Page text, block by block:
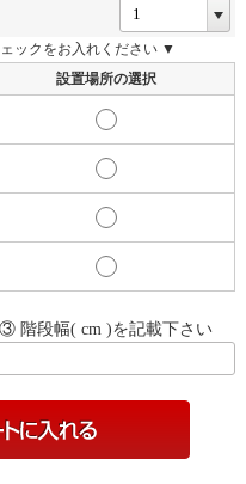
ックをお入れください ▼
設置場所の選択
階段幅( cm )を記載下さい